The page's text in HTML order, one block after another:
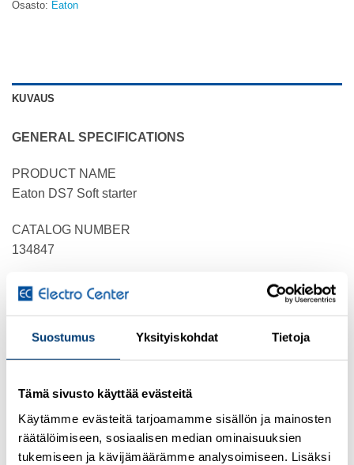
Suostumus Yksityiskohdat Tietoja
Tämä sivusto käyttää evästeitä
Käytämme evästeitä tarjoamamme sisällön ja mainosten
räätälöimiseen, sosiaalisen median ominaisuuksien
tukemiseen ja kävijämäärämme analysoimiseen. Lisäksi
Osasto: Eaton
KUVAUS
GENERAL SPECIFICATIONS
PRODUCT NAME
Eaton DS7 Soft starter
CATALOG NUMBER
134847
EAN
4015081316922
PRODUCT LENGTH/DEPTH
94 mm
PRODUCT HEIGHT
130 mm
PRODUCT WIDTH